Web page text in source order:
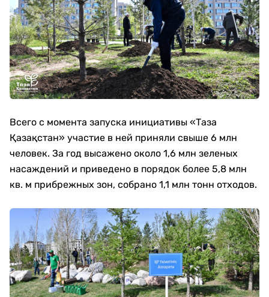
Всего с момента запуска инициативы «Таза
Қазақстан» участие в ней приняли свыше 6 млн
человек. За год высажено около 1,6 млн зеленых
насаждений и приведено в порядок более 5,8 млн
кв. м прибрежных зон, собрано 1,1 млн тонн отходов.